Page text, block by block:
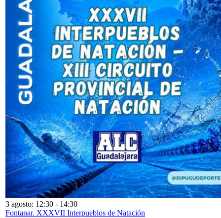
3 agosto: 12:30 - 14:30
Fontanar. XXXVII Interpueblos de Natación